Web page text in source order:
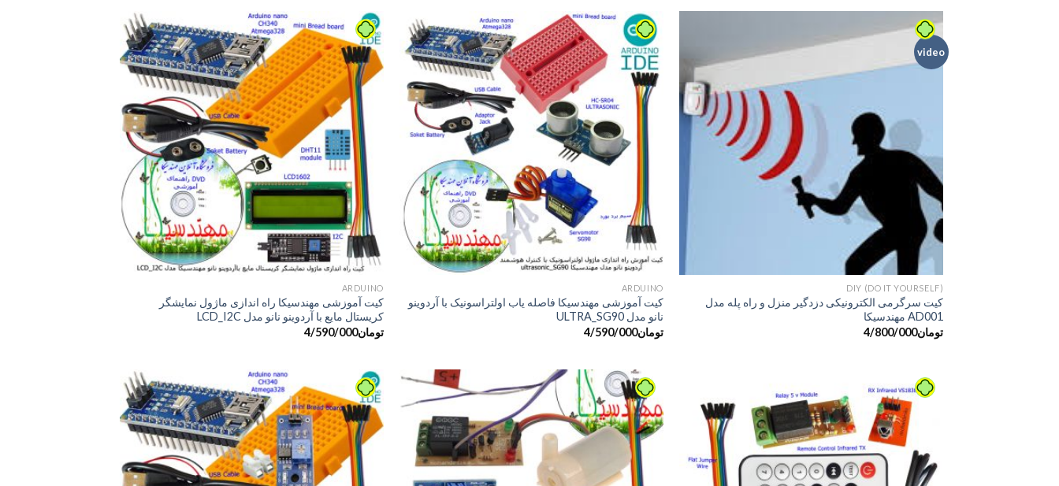
video
DIY (DO IT YOURSELF)
کیت سرگرمی الکترونیکی دزدگیر منزل و راه پله مدل
AD001 مهندسیکا
تومان4/800/000
+
کیت آموزشی مهندسیکا فاصله یاب اولتراسونیک با آردوینو
نانو مدل ULTRA_SG90
تومان4/590/000
کیت آموزشی مهندسیکا راه اندازی ماژول نمایشگر
کریستال مایع با آردوینو نانو مدل LCD_I2C
تومان4/590/000